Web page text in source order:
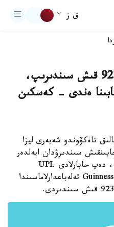
ق ز
بريتاندىق سپورتشى قىز 923 قىش سىندىرىپ،
ەندى - كەسكىن
تاەكۆوندو شەبەرى ليزا
سىندىرۋدان ايەلدەر
اراسىندا الەمدىك رەكورد ورناتتى، دەپ حابارلادى UPI.
Guinness World Records Italian Show تەلەباعدارلاماسىندا